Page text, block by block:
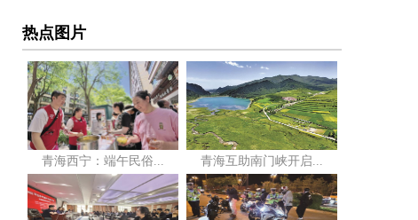
热点图片
青海西宁：端午民俗... 青海互助南门峡开启...